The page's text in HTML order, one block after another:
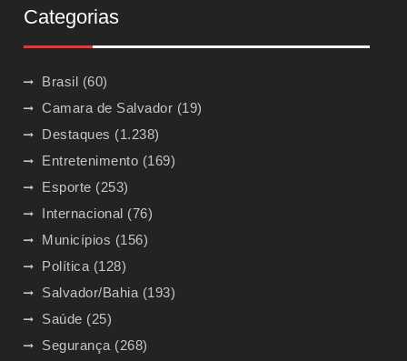
Categorias
Brasil (60)
Camara de Salvador (19)
Destaques (1.238)
Entretenimento (169)
Esporte (253)
Internacional (76)
Municípios (156)
Política(128)
Salvador/Bahia(193)
Saúde (25)
Segurança(268)